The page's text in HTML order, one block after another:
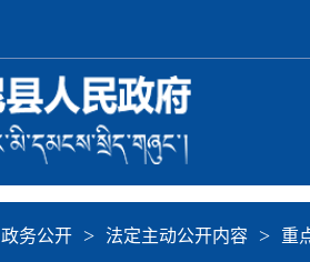
政务公开 > 法定主动公开内容 >
重